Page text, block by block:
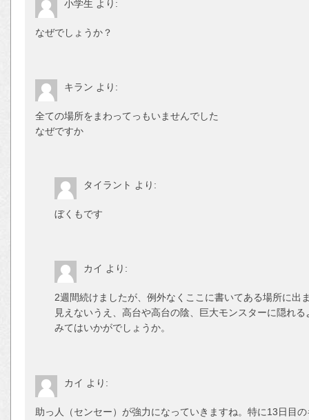
小学生 より:
なぜでしょうか？
キラン より:
全ての場所をまわってっもいませんでした
なぜですか
タイラント より:
ぼくもです
カイ より:
2週間続けましたが、例外なくここに書いてある場所に出
見えないうえ、高台や高台の陰、巨大モンスターに隠れ
みてはいかがでしょうか。
カイ より:
助っ人（センセー）が強力になっていきますね。特に13日目